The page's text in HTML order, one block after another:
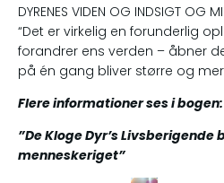
DYRENES VIDEN OG INDSIGT OG
“Det er virkelig en forunderlig
forandrer ens verden – åbner
på én gang bliver større og
Flere informationer ses i bogen:
”De Kloge Dyr’s
menneskeriget”